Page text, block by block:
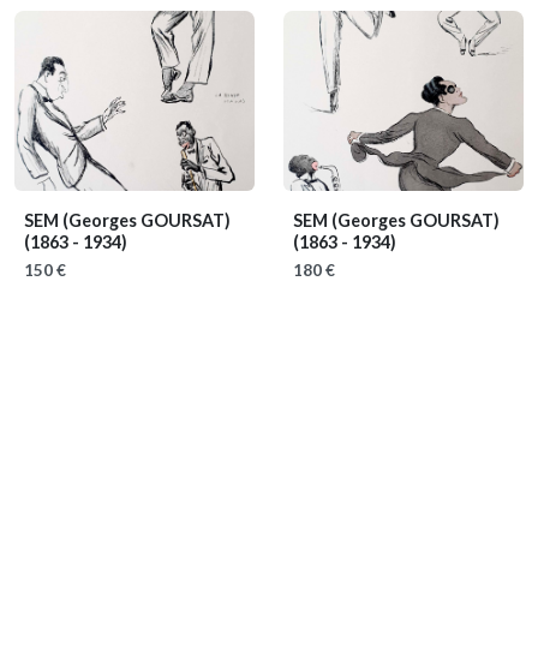
SEM (Georges GOURSAT)
(1863 - 1934)
150 €
SEM (Georges GOURSAT)
(1863 - 1934)
180 €